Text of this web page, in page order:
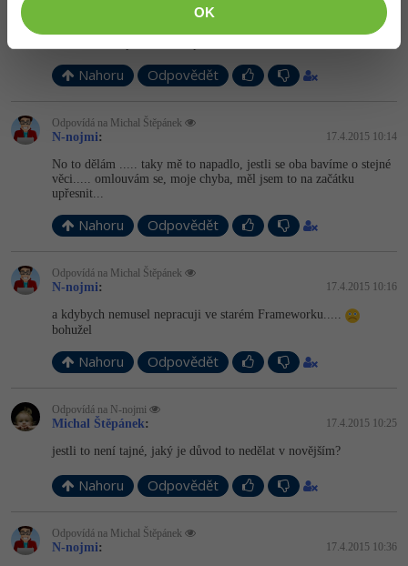
OK
Tak mě teď napadá, neděláš ty to v ASP.NET, žes tam používal to
Nahoru Odpovědět
Odpovídá na Michal Štěpánek
N-nojmi: 17.4.2015 10:14
No to dělám ..... taky mě to napadlo, jestli se oba bavíme o stejné
věci..... omlouvám se, moje chyba, měl jsem to na začátku
upřesnit...
Nahoru Odpovědět
Odpovídá na Michal Štěpánek
N-nojmi: 17.4.2015 10:16
a kdybych nemusel nepracuji ve starém Frameworku.....
bohužel
Nahoru Odpovědět
Odpovídá na N-nojmi
Michal Štěpánek: 17.4.2015 10:25
jestli to není tajné, jaký je důvod to nedělat v novějším?
Nahoru Odpovědět
Odpovídá na Michal Štěpánek
N-nojmi: 17.4.2015 10:36